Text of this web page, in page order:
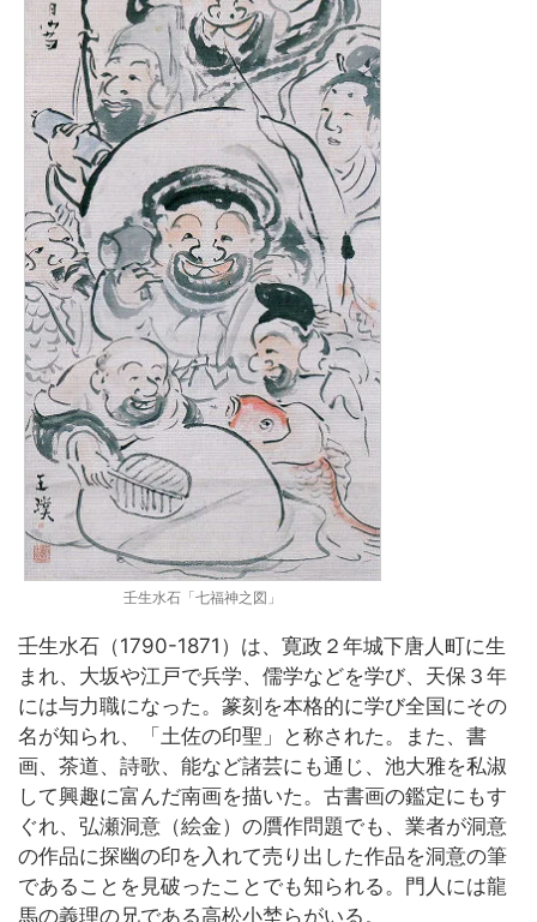
壬生水石「七福神之図」
壬生水石（1790-1871）は、寛政２年城下唐人町に生
まれ、大坂や江戸で兵学、儒学などを学び、天保３年
には与力職になった。篆刻を本格的に学び全国にその
名が知られ、「土佐の印聖」と称された。また、書
画、茶道、詩歌、能など諸芸にも通じ、池大雅を私淑
して興趣に富んだ南画を描いた。古書画の鑑定にもす
ぐれ、弘瀬洞意（絵金）の贋作問題でも、業者が洞意
の作品に探幽の印を入れて売り出した作品を洞意の筆
であることを見破ったことでも知られる。門人には龍
馬の義理の兄である高松小埜らがいる。